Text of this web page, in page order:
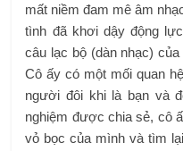
mất niềm đam mê âm
tình đã khơi dậy động
câu lạc bộ (dàn nhạc)
Cô ấy có một mối quan
người đôi khi là bạn và
nghiệm được chia sẻ, cô
vỏ bọc của mình và tìm